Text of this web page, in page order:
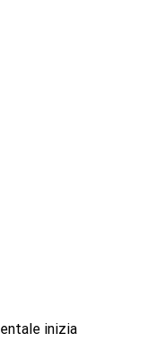
inizia